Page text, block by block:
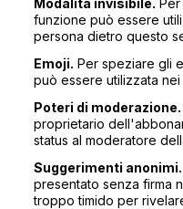
funzione può essere
persona dietro questo
Emoji. Per speziare gli
può essere utilizzata nei
Poteri di moderazione.
proprietario
status al moderatore
Suggerimenti anonimi.
presentato senza firma
troppo timido per